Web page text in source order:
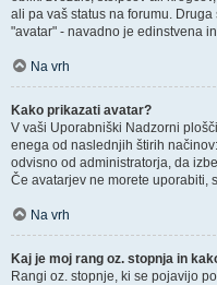
ali pa vaš status na forumu.
"avatar" - navadno je edinstvena
Na vrh
Kako prikazati avatar?
V vaši Uporabniški Nadzorni
enega od naslednjih štirih
odvisno od administratorja, da
Če avatarjev ne morete uporabiti,
Na vrh
Kaj je moj rang oz. stopnja in
Rangi oz. stopnje, ki se pojavijo